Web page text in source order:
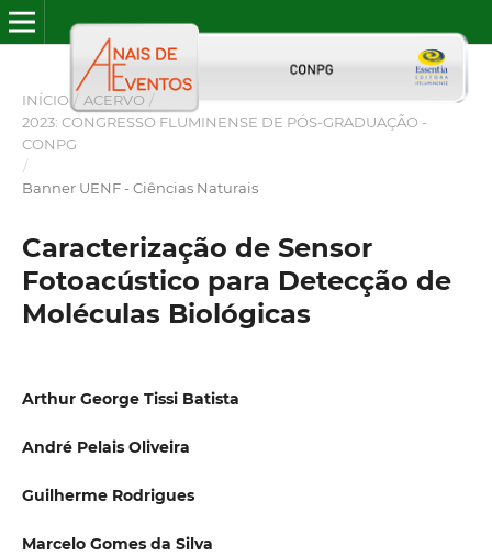
INÍCIO / ACERVO /
2023: CONGRESSO FLUMINENSE DE PÓS-GRADUAÇÃO -
CONPG
/
Banner UENF - Ciências Naturais
Caracterização de Sensor
Fotoacústico para Detecção de
Moléculas Biológicas
Arthur George Tissi Batista
André Pelais Oliveira
Guilherme Rodrigues
Marcelo Gomes da Silva